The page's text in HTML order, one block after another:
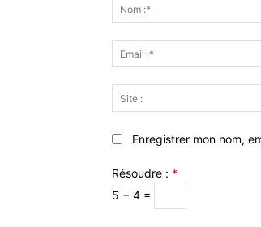
Enregistrer mon nom,
Résoudre : *
5 − 4 =